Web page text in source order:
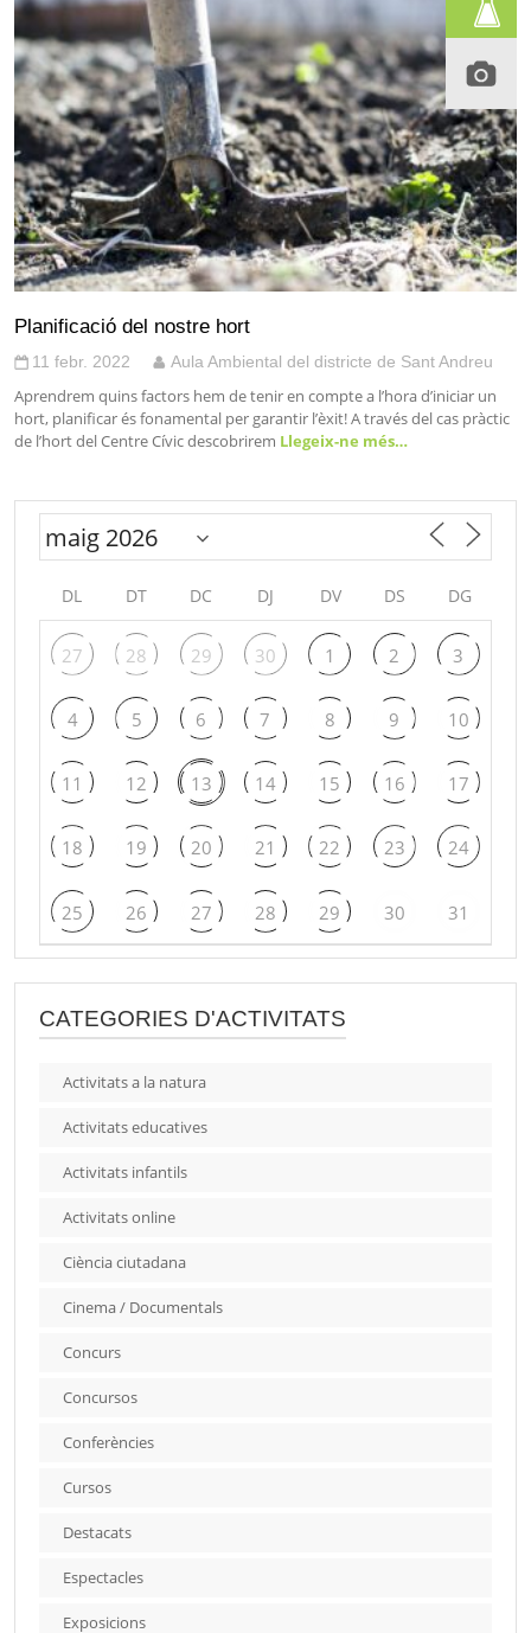
Planificació del nostre hort
11 febr. 2022 Aula Ambiental del districte de Sant Andreu
Aprendrem quins factors hem de tenir en compte a l’hora d’iniciar un
hort, planificar és fonamental per garantir l’èxit! A través del cas pràctic
de l’hort del Centre Cívic descobrirem Llegeix-ne més…
DL DT DC DJ DV DS DG
27 28 29 30 1 2 3
4 5 6 7 8 9 10
11 12 13 14 15 16 17
18 19 20 21 22 23 24
25 26 27 28 29 30 31
CATEGORIES D'ACTIVITATS
Activitats a la natura
Activitats educatives
Activitats infantils
Activitats online
Ciència ciutadana
Cinema / Documentals
Concurs
Concursos
Conferències
Cursos
Destacats
Espectacles
Exposicions